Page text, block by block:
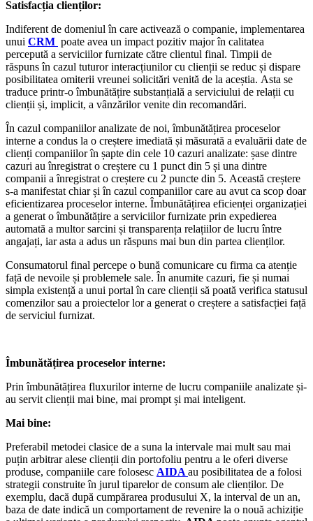
Satisfacția clienților:
Indiferent de domeniul în care activează o companie, implementarea
unui CRM poate avea un impact pozitiv major în calitatea
percepută a serviciilor furnizate către clientul final. Timpii de
răspuns în cazul tuturor interacțiunilor cu clienții se reduc și dispare
posibilitatea omiterii vreunei solicitări venită de la aceștia. Asta se
traduce printr-o îmbunătățire substanțială a serviciului de relații cu
clienții și, implicit, a vânzărilor venite din recomandări.
În cazul companiilor analizate de noi, îmbunătățirea proceselor
interne a condus la o creștere imediată și măsurată a evaluării date de
clienți companiilor în șapte din cele 10 cazuri analizate: șase dintre
cazuri au înregistrat o creștere cu 1 punct din 5 și una dintre
companii a înregistrat o creștere cu 2 puncte din 5. Această creștere
s-a manifestat chiar și în cazul companiilor care au avut ca scop doar
eficientizarea proceselor interne. Îmbunătățirea eficienței organizației
a generat o îmbunătățire a serviciilor furnizate prin expedierea
automată a multor sarcini și transparența relațiilor de lucru între
angajați, iar asta a adus un răspuns mai bun din partea clienților.
Consumatorul final percepe o bună comunicare cu firma ca atenție
față de nevoile și problemele sale. În anumite cazuri, fie și numai
simpla existență a unui portal în care clienții să poată verifica statusul
comenzilor sau a proiectelor lor a generat o creștere a satisfacției față
de serviciul furnizat.
Îmbunătățirea proceselor interne:
Prin îmbunătățirea fluxurilor interne de lucru companiile analizate și-
au servit clienții mai bine, mai prompt și mai inteligent.
Mai bine:
Preferabil metodei clasice de a suna la intervale mai mult sau mai
puțin arbitrar alese clienții din portofoliu pentru a le oferi diverse
produse, companiile care folosesc AIDAau posibilitatea de a folosi
strategii construite în jurul tiparelor de consum ale clienților. De
exemplu, dacă după cumpărarea produsului X, la interval de un an,
baza de date indică un comportament de revenire la o nouă achiziție